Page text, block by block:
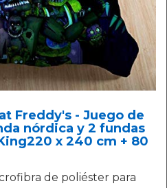
Freddy's - Juego de
nórdica y 2 fundas
x 240 cm + 80
de poliéster para